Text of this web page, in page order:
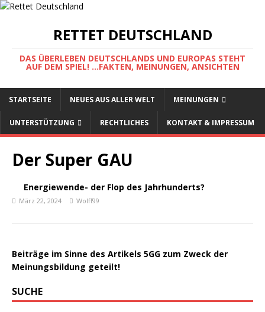
RETTET DEUTSCHLAND
DAS ÜBERLEBEN DEUTSCHLANDS UND EUROPAS STEHT
AUF DEM SPIEL! ...FAKTEN, MEINUNGEN, ANSICHTEN
STARTSEITE NEUES AUS ALLER WELT MEINUNGEN
UNTERSTÜTZUNG RECHTLICHES KONTAKT & IMPRESSUM
Der Super GAU
Energiewende- der Flop des Jahrhunderts?
März 22, 2024 Wolff99
Beiträge im Sinne des Artikels 5GG zum Zweck der
Meinungsbildung geteilt!
SUCHE